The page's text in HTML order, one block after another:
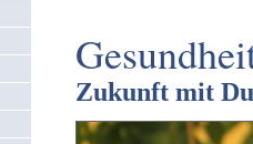
Zukunft mit